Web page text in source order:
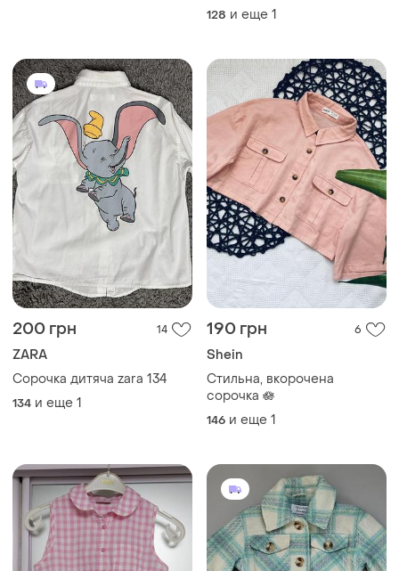
128 и еще 1
200 грн 14
ZARA
Сорочка дитяча zara 134
134 и еще 1
190 грн 6
Shein
Стильна, вкорочена
сорочка 🪷
146 и еще 1